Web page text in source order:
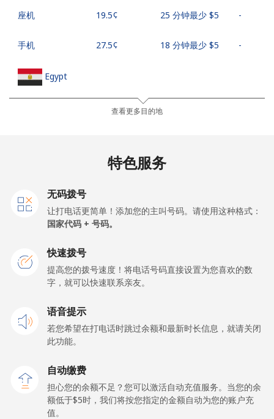
座机 ⁦19.5¢⁩ 25 分钟最少 ⁦$5⁩ -
手机 ⁦27.5¢⁩ 18 分钟最少 ⁦$5⁩ -
Egypt
⁦13.9¢⁩ 35 分钟最少 ⁦$5⁩
⁦15.9¢⁩ 31 分钟最少 ⁦$5⁩
El Salvador
Claro Landlines ⁦11.9¢⁩ 42 分钟最少 ⁦$5⁩ -
Equatorial Guinea
All country
Eritrea
查看更多目的地
特色服务
无码拨号
让打电话更简单！添加您的主叫号码。请使用这种格式：
国家代码 + 号码。
快速拨号
提高您的拨号速度！将电话号码直接设置为您喜欢的数
字，就可以快速联系亲友。
语音提示
若您希望在打电话时跳过余额和最新时长信息，就请关闭
此功能。
自动缴费
担心您的余额不足？您可以激活自动充值服务。当您的余
额低于⁦$5⁩时，我们将按您指定的金额自动为您的账户充
值。